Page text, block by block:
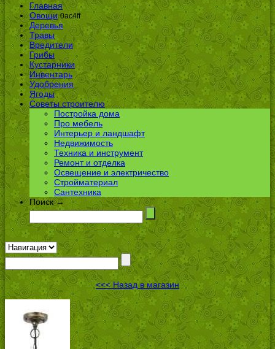
Главная
Овощи 0ac4ff
Деревья
Травы
Вредители
Грибы
Кустарники
Инвентарь
Удобрения
Ягоды
Советы строителю
Постройка дома
Про мебель
Интерьер и ландшафт
Недвижимость
Техника и инструмент
Ремонт и отделка
Освещение и электричество
Стройматериал
Сантехника
Поиск →
<<< Назад в магазин